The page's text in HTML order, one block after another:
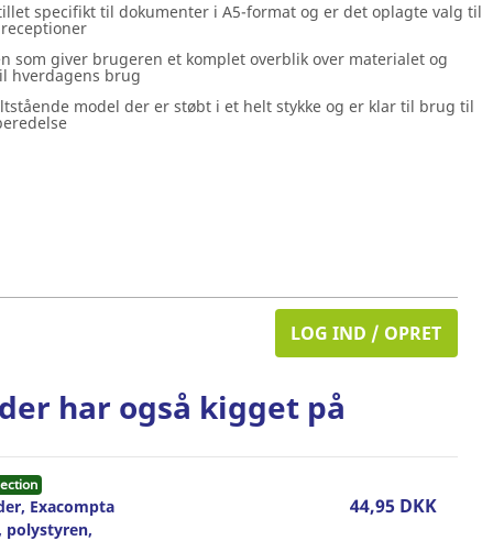
specifikt til dokumenter i A5-format og er det oplagte valg til
som giver brugeren et komplet overblik over materialet og
hverdagens brug
model der er støbt i et helt stykke og er klar til brug til
LOG IND / OPRET
har også kigget på
Exacompta
polystyren,
44,95 DKK